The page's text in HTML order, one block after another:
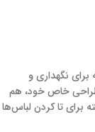
برای نگهداری و
خاص خود، هم
برای تا کردن لباس‌ها